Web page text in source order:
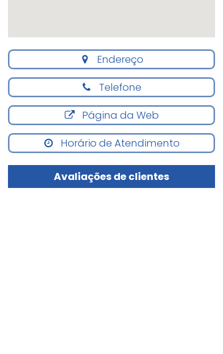
Endereço
Telefone
Página da Web
Horário de Atendimento
Avaliações de clientes